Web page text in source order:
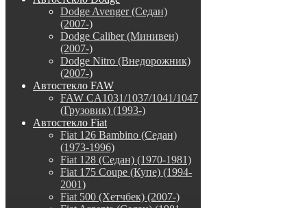
Dodge Avenger (Седан)
(2007-)
Dodge Caliber (Минивен)
(2007-)
Dodge Nitro (Внедорожник)
(2007-)
Автостекло FAW
FAW CA1031/1037/1041/1047
(Грузовик) (1993-)
Автостекло Fiat
Fiat 126 Bambino (Седан)
(1973-1996)
Fiat 128 (Седан) (1970-1981)
Fiat 175 Coupe (Купе) (1994-
2001)
Fiat 500 (Хетчбек) (2007-)